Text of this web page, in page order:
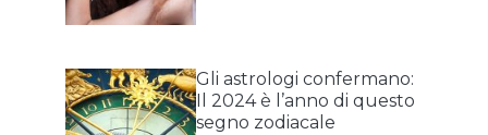
Gli astrologi confermano:
Il 2024 è l’anno di questo
segno zodiacale